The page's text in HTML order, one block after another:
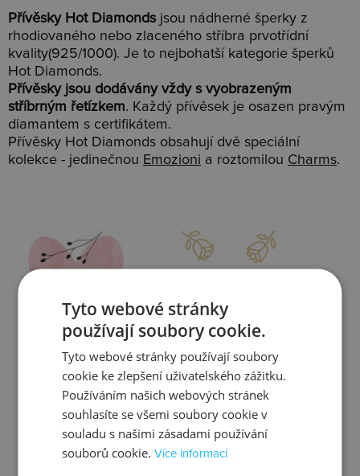
Přívěsky Hot Diamonds jsou nádherné šperky z
rhodiovaného nebo zlaceného stříbra prvotřídní
kvality(925/1000). Je to nejbohatší kategorie šperků
Hot Diamonds.
Přívěsky jsou dodávány vždy s vyobrazeným
stříbrným řetízkem. Každý přívěsek je osazen pravým
diamantem s certifikátem.
Přívěsky Hot Diamonds obsahují dvě speciální
kolekce - jedinečnou Emozioni a roztomilou Charms.
Slevy
Zjistit více
Doprava
Zjistit více
Kontrola Výměna
Tyto webové stránky
používají soubory cookie.
Tyto webové stránky používají soubory
cookie ke zlepšení uživatelského zážitku.
Používáním našich webových stránek
souhlasíte se všemi soubory cookie v
souladu s našimi zásadami používání
souborů cookie.Více informací